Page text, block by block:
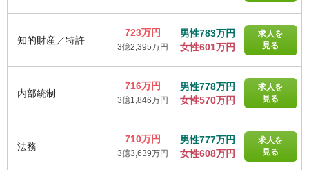
知的財産／特許
723万円
3億2,395万円
男性783万円
女性601万円
求人を
見る
内部統制
716万円
3億1,846万円
男性778万円
女性570万円
求人を
見る
法務
710万円
3億3,639万円
男性777万円
女性608万円
求人を
見る